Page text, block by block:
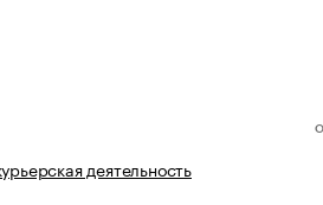
деятельность